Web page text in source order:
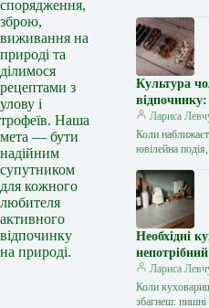
спорядження,
зброю,
виживання на
природі та
ділимося
рецептами з
улову і
трофеїв. Наша
мета — бути
надійним
супутником
для кожного
любителя
активного
відпочинку
на природі.
чи гідроциклом
горизонти…
Культура
стильний
подарунок
Лариса
Коли
ювілейна
близької людини
перетворюється
…
Необхідні
Лариса
Коли
збагнеш: пишні